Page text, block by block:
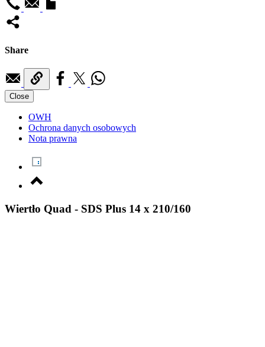
Share
Close
OWH
Ochrona danych osobowych
Nota prawna
Wiertło Quad - SDS Plus 14 x 210/160